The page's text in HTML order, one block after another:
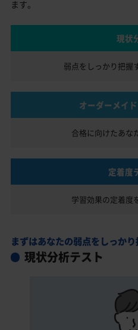
ます。
現状
弱点をしっかり把握
オーダーメイ
合格に向けたあな
定着度
学習効果の定着度
まずはあなたの弱点をしっか
現状分析テスト